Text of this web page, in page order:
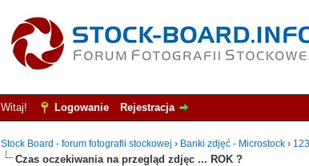
Witaj! Logowanie Rejestracja
Stock Board - forum fotografii stockowej › Banki zdjęć - Microstock ›
Czas oczekiwania na przegląd zdjęc ... ROK ?